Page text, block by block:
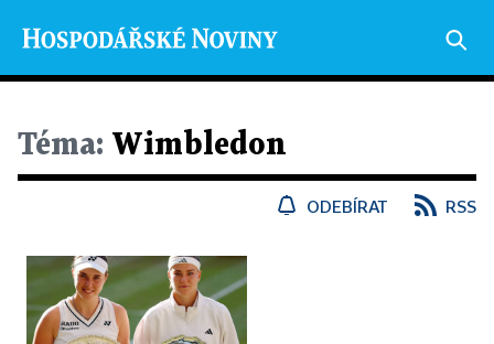
Téma: Wimbledon
ODEBÍRAT RSS